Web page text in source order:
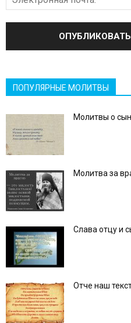
ПОПУЛЯРНЫЕ МОЛИТВЫ
Молитвы о
Молитва за
Слава отцу и
Отче наш